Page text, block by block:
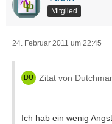
Mitglied
24. Februar 2011 um 22:45
Zitat von
Ich hab ein wenig